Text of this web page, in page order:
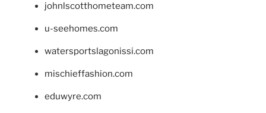
johnlscotthometeam.com
u-seehomes.com
watersportslagonissi.com
mischieffashion.com
eduwyre.com